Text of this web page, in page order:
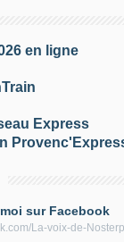
en ligne
Express
sur Facebook